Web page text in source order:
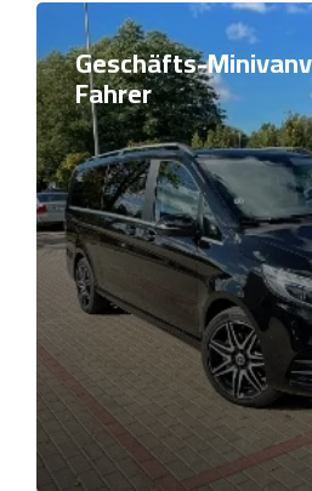
Geschäfts-
Fahrer